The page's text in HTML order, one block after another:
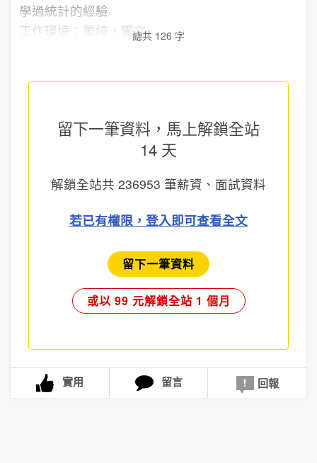
學過統計的經驗
工作環境：單純，獨立...總共 126 字
留下一筆資料，馬上解鎖全站
14 天
解鎖全站共 236953 筆薪資、面試資料
若已有權限，登入即可查看全文
留下一筆資料
或以 99 元解鎖全站 1 個月
實用 留言 回報